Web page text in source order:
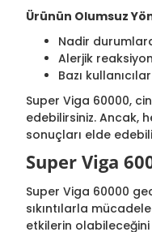
Ürünün Olumsuz
Nadir
Alerjik
Bazı
Super Viga 60000,
edebilirsiniz. Ancak,
sonuçları elde
Super Viga
Super Viga 60000
sıkıntılarla
etkilerin